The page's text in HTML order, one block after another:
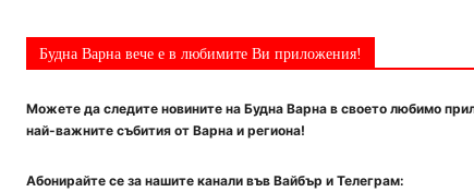
Будна Варна вече е в любимите Ви приложения!
Можете да следите новините на Будна Варна в своето любимо
най-важните събития от Варна и региона!
Абонирайте се за нашите канали във Вайбър и Телеграм: